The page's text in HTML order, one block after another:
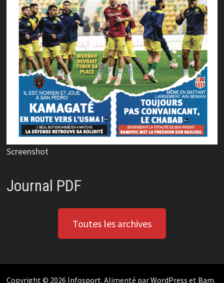
Screenshot
Journal PDF
Toutes les archives
Copyright © 2026 Infosport. Alimenté parWordPress et Bam.